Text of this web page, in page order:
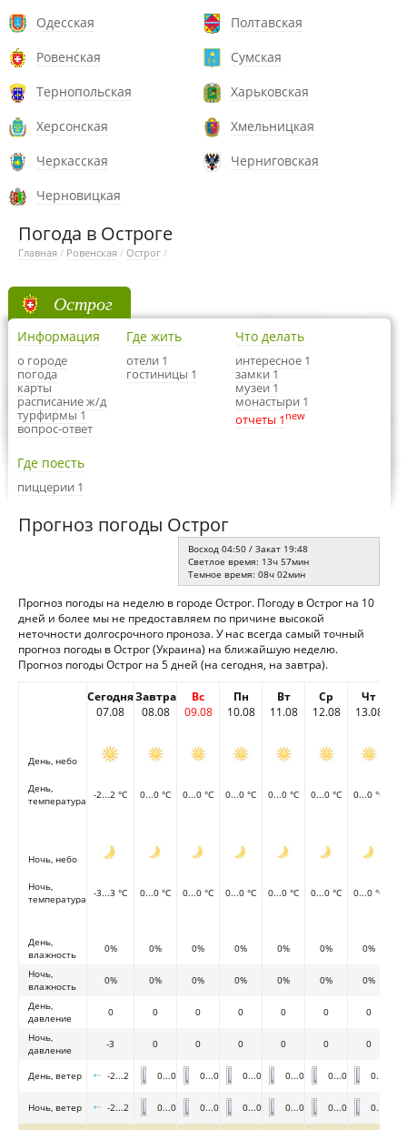
Одесская
Полтавская
Ровенская
Сумская
Тернопольская
Харьковская
Херсонская
Хмельницкая
Черкасская
Черниговская
Черновицкая
Погода в Остроге
Главная / Ровенская / Острог /
Острог
Информация
о городе
погода
карты
расписание ж/д
турфирмы 1
вопрос-ответ
Где жить
отели 1
гостиницы 1
Что делать
интересное 1
замки 1
музеи 1
монастыри 1
отчеты 1 new
Где поесть
пиццерии 1
Прогноз погоды Острог
Восход 04:50 / Закат 19:48
Светлое время: 13ч 57мин
Темное время: 08ч 02мин
Прогноз погоды на неделю в городе Острог. Погоду в Острог на 10
дней и более мы не предоставляем по причине высокой
неточности долгосрочного проноза. У нас всегда самый точный
прогноз погоды в Острог (Украина) на ближайшую неделю.
Прогноз погоды Острог на 5 дней (на сегодня, на завтра).
Сегодня
07.08
Завтра
08.08
Вс
09.08
Пн
10.08
Вт
11.08
Ср
12.08
Чт
13.08
День, небо
День,
температура
-2...2 °C 0...0 °C 0...0 °C 0...0 °C 0...0 °C 0...0 °C 0...0 °C
Ночь, небо
Ночь,
температура
-3...3 °C 0...0 °C 0...0 °C 0...0 °C 0...0 °C 0...0 °C 0...0 °C
День,
влажность
0% 0% 0% 0% 0% 0%
0%
Ночь,
влажность
0% 0% 0% 0% 0% 0%
0%
День,
давление
0 0 0 0 0 0
0
Ночь,
давление
-3 0 0 0 0 0 0
День, ветер -2...2 0...0 0...0 0...0 0...0 0...0 0...0
Ночь, ветер -2...2 0...0 0...0 0...0 0...0 0...0 0...0